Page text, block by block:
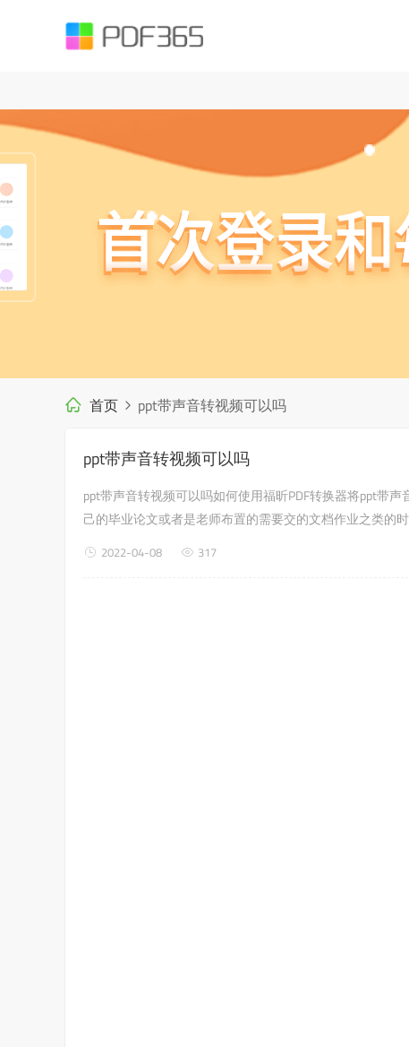
().;?:@&=+$,%#-]+)+/?)$`; var objExp = new RegExp(Expression); if
首页 ppt带声音转视频可以吗
ppt带声音转视频可以吗
ppt带声音转视频可以吗如何使用福昕PDF转换器将ppt带
己的毕业论文或者是老师布置的需要交的文档作业之类的
2022-04-08 317